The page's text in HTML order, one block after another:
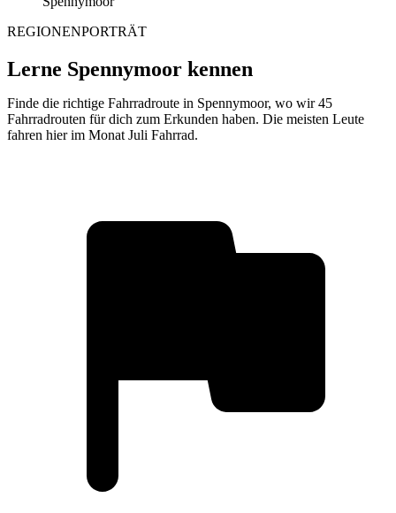
REGIONENPORTRÄT
Lerne Spennymoor kennen
Finde die richtige Fahrradroute in Spennymoor, wo wir 45
Fahrradrouten für dich zum Erkunden haben. Die meisten Leute
fahren hier im Monat Juli Fahrrad.